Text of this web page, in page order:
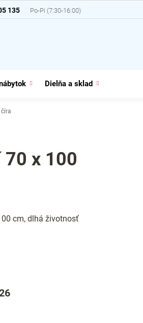
135
Dielňa a sklad
x 100
cm, dlhá životnosť